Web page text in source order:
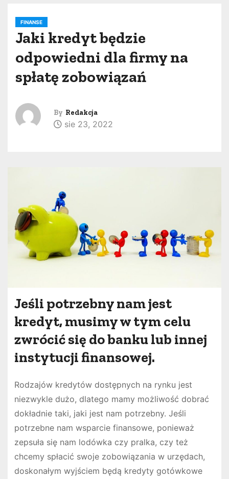
FINANSE
Jaki kredyt będzie
odpowiedni dla firmy na
spłatę zobowiązań
By Redakcja
sie 23, 2022
Jeśli potrzebny nam jest
kredyt, musimy w tym celu
zwrócić się do banku lub innej
instytucji finansowej.
Rodzajów kredytów dostępnych na rynku jest
niezwykle dużo, dlatego mamy możliwość dobrać
dokładnie taki, jaki jest nam potrzebny. Jeśli
potrzebne nam wsparcie finansowe, ponieważ
zepsuła się nam lodówka czy pralka, czy też
chcemy spłacić swoje zobowiązania w urzędach,
doskonałym wyjściem będą kredyty gotówkowe